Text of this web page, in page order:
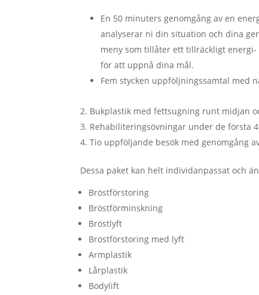
En 50 minuters genomgång av en
analyserar ni din situation och dina
meny som tillåter ett tillräckligt
för att uppnå dina mål.
Fem stycken uppföljningssamtal med
Bukplastik med fettsugning runt midjan
Rehabiliteringsövningar under de första
Tio uppföljande besök med genomgång
Dessa paket kan helt individanpassat och
Bröstförstoring
Bröstförminskning
Bröstlyft
Bröstförstoring med lyft
Armplastik
Lårplastik
Bodylift